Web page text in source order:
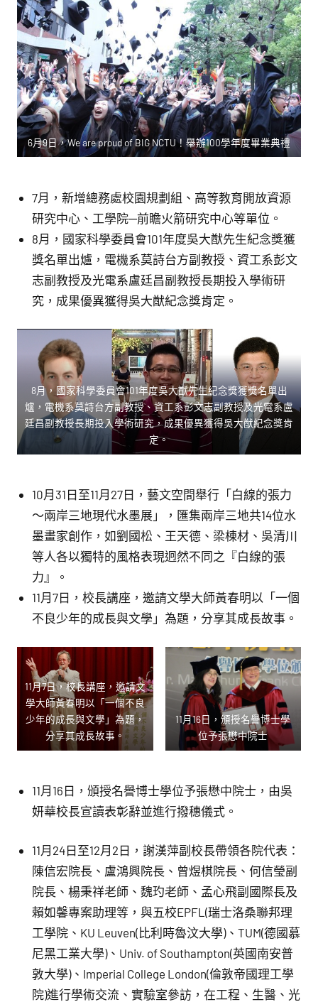
6月9日，We are proud of BIG NCTU！舉辦100學年度畢業典禮
7月，新增總務處校園規劃組、高等教育開放資源
研究中心、工學院─前瞻火箭研究中心等單位。
8月，國家科學委員會101年度吳大猷先生紀念獎獲
獎名單出爐，電機系莫詩台方副教授、資工系彭文
志副教授及光電系盧廷昌副教授長期投入學術研
究，成果優異獲得吳大猷紀念獎肯定。
8月，國家科學委員會101年度吳大猷先生紀念獎獲獎名單出
爐，電機系莫詩台方副教授、資工系彭文志副教授及光電系盧
廷昌副教授長期投入學術研究，成果優異獲得吳大猷紀念獎肯
定。
10月31日至11月27日，藝文空間舉行「白線的張力
～兩岸三地現代水墨展」，匯集兩岸三地共14位水
墨畫家創作，如劉國松、王天德、梁棟材、吳清川
等人各以獨特的風格表現迥然不同之『白線的張
力』。
11月7日，校長講座，邀請文學大師黃春明以「一個
不良少年的成長與文學」為題，分享其成長故事。
11月7日，校長講座，邀請文
學大師黃春明以「一個不良
少年的成長與文學」為題，
分享其成長故事。
11月16日，頒授名譽博士學
位予張懋中院士
11月16日，頒授名譽博士學位予張懋中院士，由吳
妍華校長宣讀表彰辭並進行撥穗儀式。
11月24日至12月2日，謝漢萍副校長帶領各院代表：
陳信宏院長、盧鴻興院長、曾煜棋院長、何信瑩副
院長、楊秉祥老師、魏玓老師、孟心飛副國際長及
賴如馨專案助理等，與五校EPFL(瑞士洛桑聯邦理
工學院、KU Leuven(比利時魯汶大學)、TUM(德國慕
尼黑工業大學)、Univ. of Southampton(英國南安普
敦大學)、Imperial College London(倫敦帝國理工學
院)進行學術交流、實驗室參訪，在工程、生醫、光